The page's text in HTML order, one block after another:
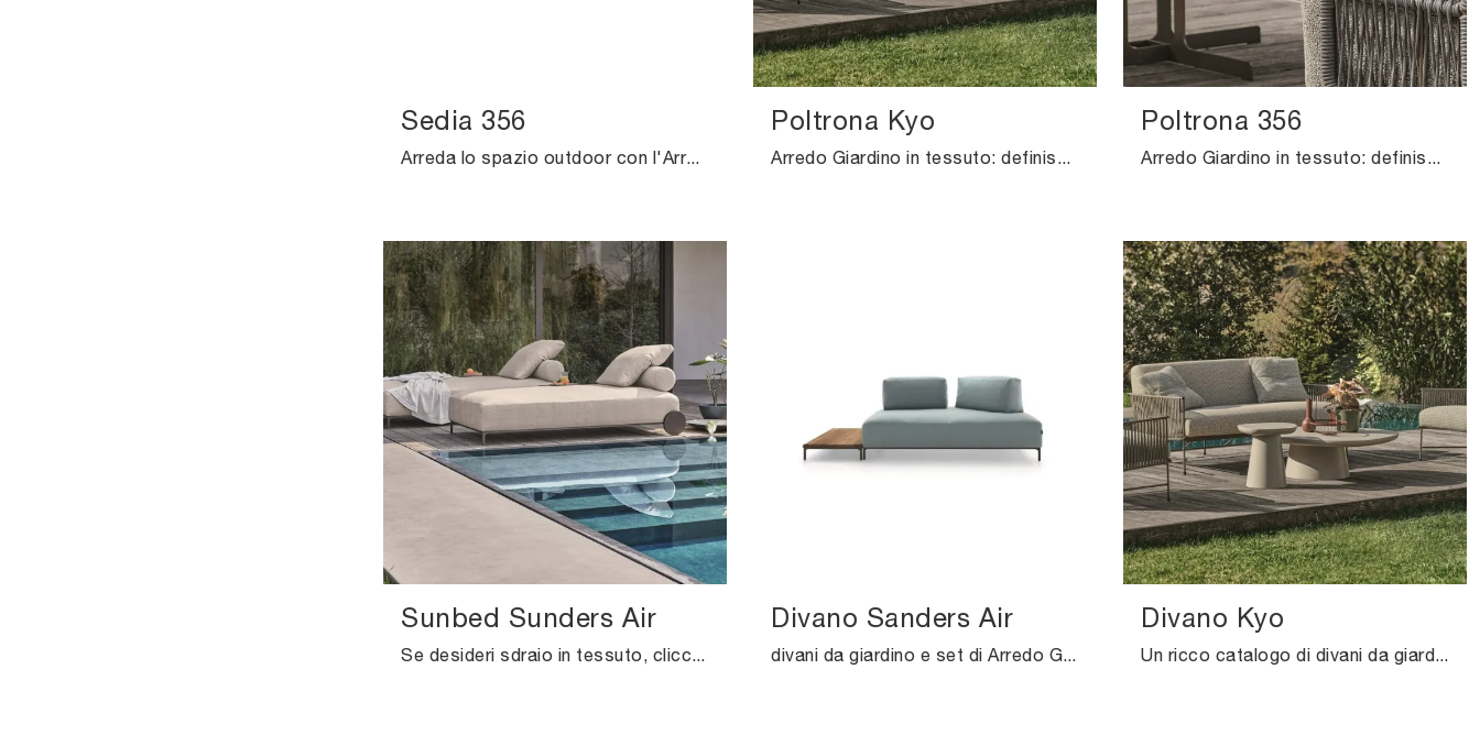
Sedia 356
Arreda lo spazio outdoor con l'Arredo Giardino Ditre Italia! Set e sedie da giardino in tessuto, come il modello Sedia 356, ti aspettano!
Poltrona Kyo
Arredo Giardino in tessuto: definisci l'outdoor con svariate offerte di poltroncine da giardino della firma Ditre Italia.
Poltrona 356
Arredo Giardino in tessuto: definisci lo spazio all'aperto con tante opzioni di poltroncine da giardino della marca Ditre Italia.
Sunbed Sunders Air
Se desideri sdraio in tessuto, clicca e ottieni informazioni sul modello Sunbed Sunders Air dell'azienda Ditre Italia.
Divano Sanders Air
divani da giardino e set di Arredo Giardino dei migliori produttori: scopri di più sul modello Divano Sanders Air di Ditre Italia, clicca subito!
Divano Kyo
Un ricco catalogo di divani da giardino in tessuto ti attende nel nostro showroom: clicca e scopri il modello Divano Kyo di Ditre Italia.